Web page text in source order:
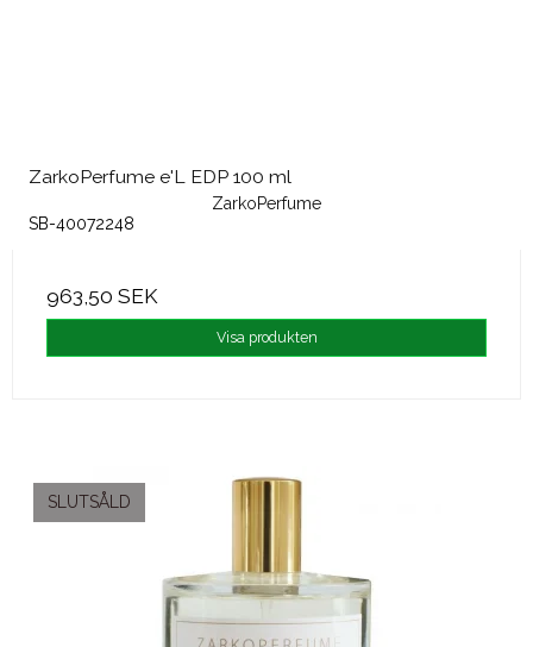
ZarkoPerfume e'L EDP 100 ml
ZarkoPerfume
SB-40072248
963,50 SEK
Visa produkten
SLUTSÅLD